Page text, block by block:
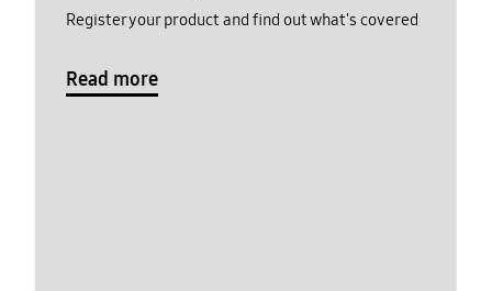
Register your product and find out what's covered
Read more